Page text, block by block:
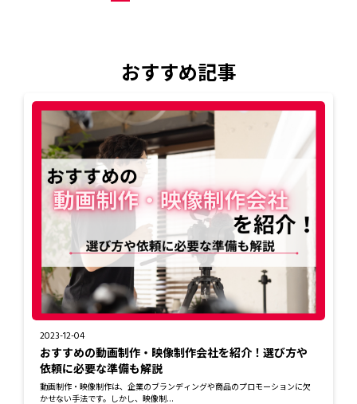
おすすめ記事
2023-12-04
おすすめの動画制作・映像制作会社を紹介！選び方や
依頼に必要な準備も解説
動画制作・映像制作は、企業のブランディングや商品のプロモーションに欠
かせない手法です。しかし、映像制...